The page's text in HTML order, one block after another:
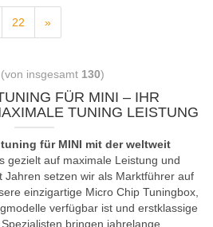
22 »
(von insgesamt 130)
FÜR MINI – IHR
TUNING LEISTUNG
für MINI mit der weltweit
gezielt auf maximale Leistung und
Jahren setzen wir als Marktführer auf
einzigartige Micro Chip Tuningbox,
verfügbar ist und erstklassige
bringen jahrelange